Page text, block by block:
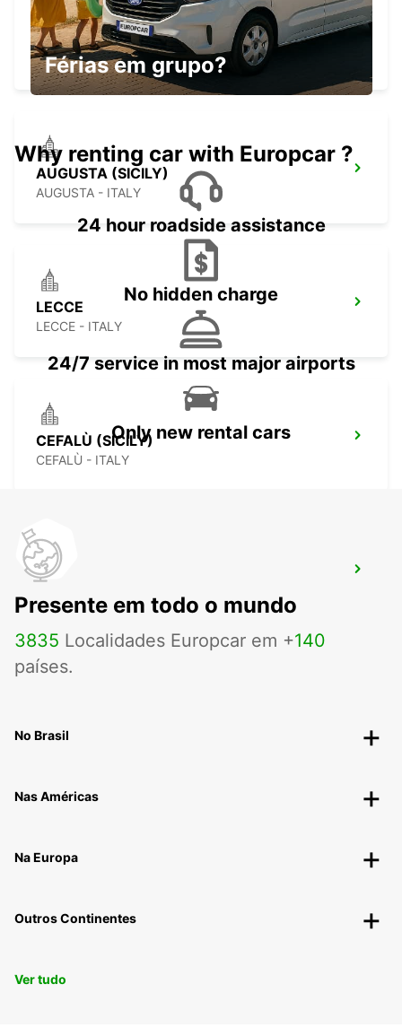
CATANIA AIRPORT (SICILY)
CATANIA - ITALY
AUGUSTA (SICILY)
AUGUSTA - ITALY
LECCE
LECCE - ITALY
CEFALÙ (SICILY)
CEFALÙ - ITALY
SIRACUSA (SICILY)
Férias em grupo?
Why renting car with Europcar ?
24 hour roadside assistance
No hidden charge
24/7 service in most major airports
Only new rental cars
Presente em todo o mundo
3835 Localidades Europcar em +140
países.
No Brasil
Nas Américas
Na Europa
Outros Continentes
Ver tudo